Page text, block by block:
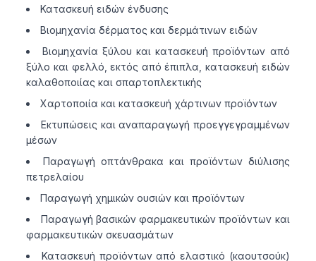
Κατασκευή ειδών ένδυσης
Βιομηχανία δέρματος και δερμάτινων ειδών
Βιομηχανία ξύλου και κατασκευή προϊόντων από
ξύλο και φελλό, εκτός από έπιπλα, κατασκευή ειδών
καλαθοποιίας και σπαρτοπλεκτικής
Χαρτοποιία και κατασκευή χάρτινων προϊόντων
Εκτυπώσεις και αναπαραγωγή προεγγεγραμμένων
μέσων
Παραγωγή οπτάνθρακα και προϊόντων διύλισης
πετρελαίου
Παραγωγή χημικών ουσιών και προϊόντων
Παραγωγή βασικών φαρμακευτικών προϊόντων και
φαρμακευτικών σκευασμάτων
Κατασκευή προϊόντων από ελαστικό (καουτσούκ)